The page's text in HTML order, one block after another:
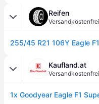
Reifen
Versandkostenfrei
Kaufland.at
Versandkostenfrei